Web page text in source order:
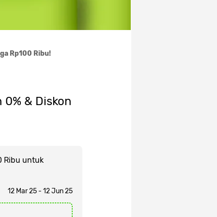
Rp100 Ribu!
0% & Diskon
Ribu untuk
12 Mar 25 - 12 Jun 25